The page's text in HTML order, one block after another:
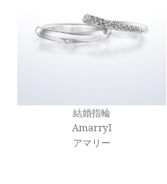
結婚指輪
AmarryI
アマリー